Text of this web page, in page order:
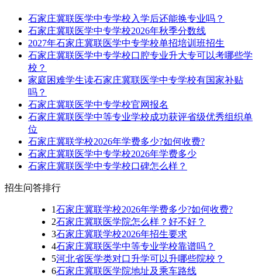
石家庄冀联医学中专学校入学后还能换专业吗？
石家庄冀联医学中专学校2026年秋季分数线
2027年石家庄冀联医学中专学校单招培训班招生
石家庄冀联医学中专学校口腔专业升大专可以考哪些学
校？
家庭困难学生读石家庄冀联医学中专学校有国家补贴
吗？
石家庄冀联医学中专学校官网报名
石家庄冀联医学中等专业学校成功获评省级优秀组织单
位
石家庄冀联学校2026年学费多少?如何收费?
石家庄冀联医学中专学校2026年学费多少
石家庄冀联医学中专学校口碑怎么样？
招生问答排行
1石家庄冀联学校2026年学费多少?如何收费?
2石家庄冀联医学院怎么样？好不好？
3石家庄冀联学校2026年招生要求
4石家庄冀联医学中等专业学校靠谱吗？
5河北省医学类对口升学可以升哪些院校？
6石家庄冀联医学院地址及乘车路线